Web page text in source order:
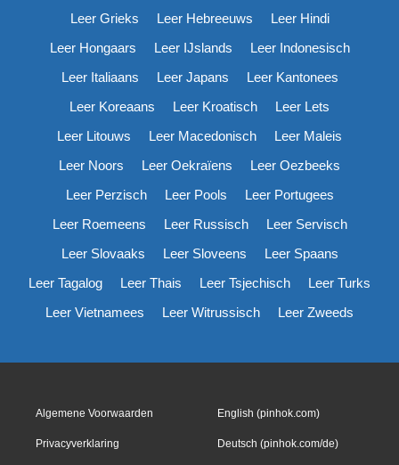
Leer Grieks
Leer Hebreeuws
Leer Hindi
Leer Hongaars
Leer IJslands
Leer Indonesisch
Leer Italiaans
Leer Japans
Leer Kantonees
Leer Koreaans
Leer Kroatisch
Leer Lets
Leer Litouws
Leer Macedonisch
Leer Maleis
Leer Noors
Leer Oekraïens
Leer Oezbeeks
Leer Perzisch
Leer Pools
Leer Portugees
Leer Roemeens
Leer Russisch
Leer Servisch
Leer Slovaaks
Leer Sloveens
Leer Spaans
Leer Tagalog
Leer Thais Leer Tsjechisch
Leer Turks
Leer Vietnamees
Leer Witrussisch Leer Zweeds
Algemene Voorwaarden
Privacyverklaring
English (pinhok.com)
Deutsch (pinhok.com/de)